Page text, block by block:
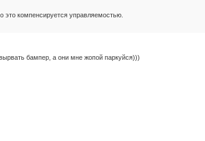
это компенсируется управляемостью.
бампер, а они мне жопой паркуйся)))